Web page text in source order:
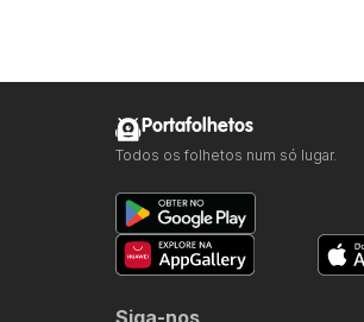
Portafolhetos
Todos os folhetos num só lugar.